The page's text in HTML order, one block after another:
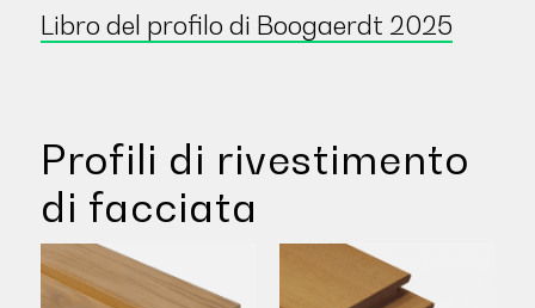
Libro del profilo di Boogaerdt 2025
Profili di rivestimento
di facciata